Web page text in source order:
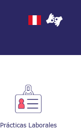
Prácticas Laborales